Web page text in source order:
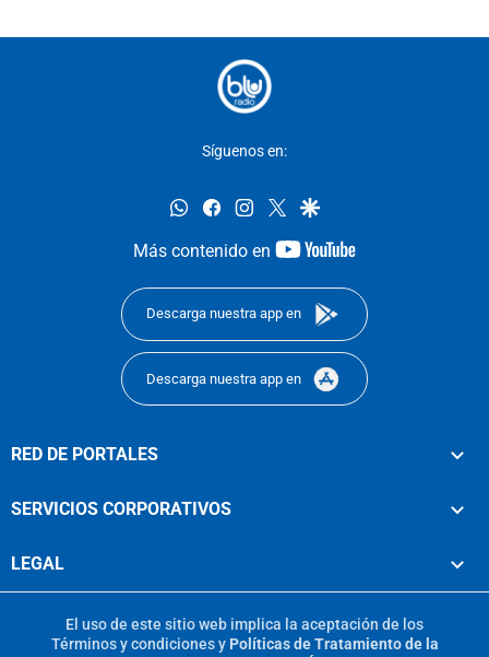
Síguenos en:
whatsappfacebookinstagram
twittergoogle
Más contenido en
youtube-
Descarga nuestra app en
Descarga nuestra app en
RED DE PORTALES
SERVICIOS CORPORATIVOS
LEGAL
El uso de este sitio web implica la aceptación de los
Términos y condicionesy Políticas de Tratamiento de la